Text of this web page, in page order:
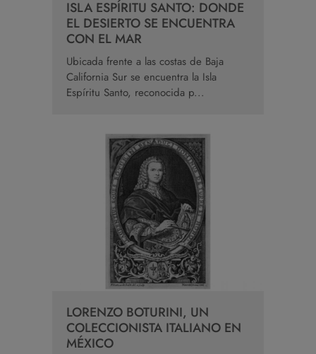
ISLA ESPÍRITU SANTO: DONDE
EL DESIERTO SE ENCUENTRA
CON EL MAR
Ubicada frente a las costas de Baja
California Sur se encuentra la Isla
Espíritu Santo, reconocida p...
LORENZO BOTURINI, UN
COLECCIONISTA ITALIANO EN
MÉXICO